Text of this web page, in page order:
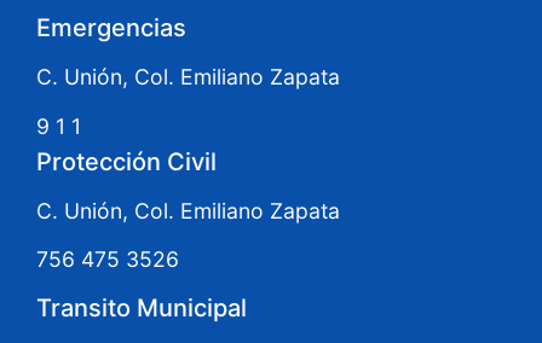
Emergencias
C. Unión, Col. Emiliano Zapata
9 1 1
Protección Civil
C. Unión, Col. Emiliano Zapata
756 475 3526
Transito Municipal